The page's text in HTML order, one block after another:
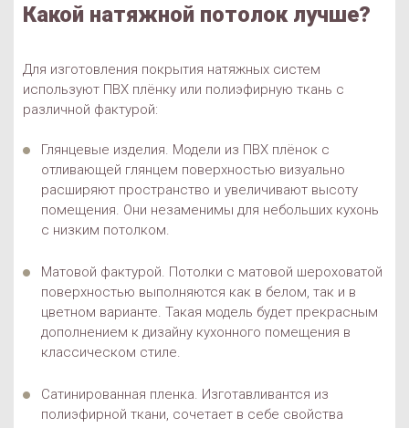
Какой натяжной потолок лучше?
Для изготовления покрытия натяжных систем
используют ПВХ плёнку или полиэфирную ткань с
различной фактурой:
Глянцевые изделия. Модели из ПВХ плёнок с
отливающей глянцем поверхностью визуально
расширяют пространство и увеличивают высоту
помещения. Они незаменимы для небольших кухонь
с низким потолком.
Матовой фактурой. Потолки с матовой шероховатой
поверхностью выполняются как в белом, так и в
цветном варианте. Такая модель будет прекрасным
дополнением к дизайну кухонного помещения в
классическом стиле.
Сатинированная пленка. Изготавливантся из
полиэфирной ткани, сочетает в себе свойства